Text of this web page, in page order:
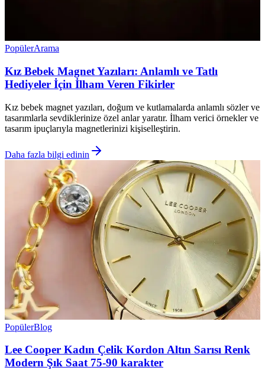
PopülerArama
Kız Bebek Magnet Yazıları: Anlamlı ve Tatlı
Hediyeler İçin İlham Veren Fikirler
Kız bebek magnet yazıları, doğum ve kutlamalarda anlamlı sözler ve
tasarımlarla sevdiklerinize özel anlar yaratır. İlham verici örnekler ve
tasarım ipuçlarıyla magnetlerinizi kişiselleştirin.
Daha fazla bilgi edinin
PopülerBlog
Lee Cooper Kadın Çelik Kordon Altın Sarısı Renk
Modern Şık Saat 75-90 karakter